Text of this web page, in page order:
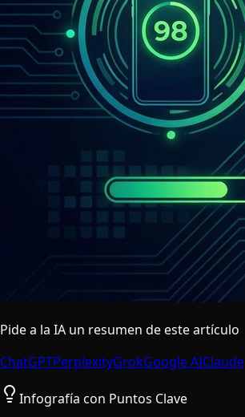
Pide a la IA un resumen de este artículo
ChatGPTPerplexityGrokGoogle AIClaude
Infografía con Puntos Clave